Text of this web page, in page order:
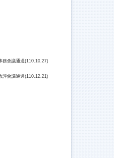
務會議通過(110.10.27)
評會議通過(110.12.21)